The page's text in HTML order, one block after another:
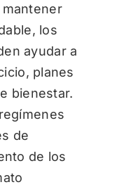
los
ayudar a
planes
bienestar.
de
de los